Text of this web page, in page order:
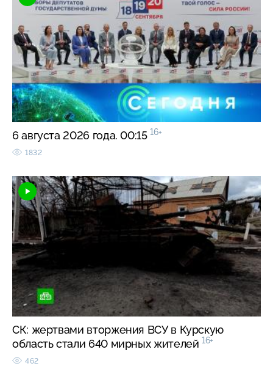
6 августа 2026 года. 00:15 16+
1832
СК: жертвами вторжения ВСУ в Курскую
область стали 640 мирных жителей 16+
462